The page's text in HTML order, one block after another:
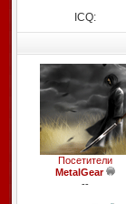
ICQ:
Посетители
MetalGear
--